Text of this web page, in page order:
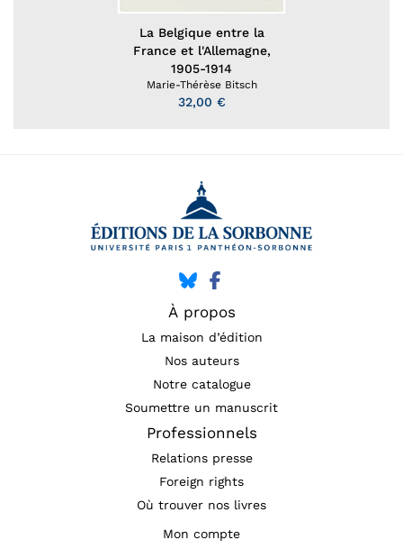
La Belgique entre la
France et l'Allemagne,
1905-1914
Marie-Thérèse Bitsch
32,00 €
À propos
La maison d’édition
Nos auteurs
Notre catalogue
Soumettre un manuscrit
Professionnels
Relations presse
Foreign rights
Où trouver nos livres
Mon compte